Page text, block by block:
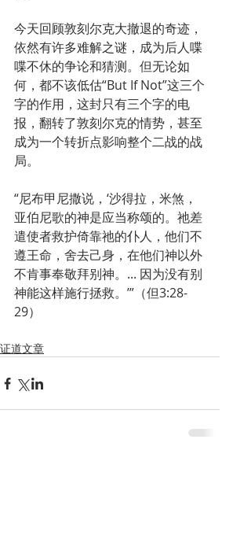
今天回顾敦刻尔克大撤退的奇迹，
依然有许多难解之谜，成为后人喋
喋不休的争论和猜测。但无论如
何，都不该低估“But If Not”这三个
字的作用，这封只有三个字的电
报，翻转了敦刻尔克的情势，甚至
成为一个转折点影响整个二战的战
局。
“尼布甲尼撒说，‘沙得拉，米煞，
亚伯尼歌的神是应当称颂的。祂差
遣使者救护倚靠祂的仆人，他们不
遵王命，舍去己身，在他们神以外
不肯事奉敬拜别神。... 因为没有别
神能这样施行拯救。’”（但3:28-
29）
证道文章